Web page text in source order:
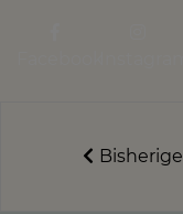
Bisherige